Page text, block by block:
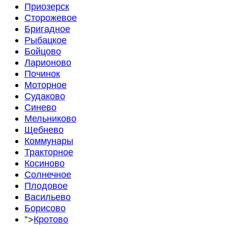
Приозерск
Сторожевое
Бригадное
Рыбацкое
Бойцово
Ларионово
Починок
Моторное
Судаково
Синево
Мельниково
Щебнево
Коммунары
Тракторное
Косиново
Солнечное
Плодовое
Васильево
Борисово
">Кротово